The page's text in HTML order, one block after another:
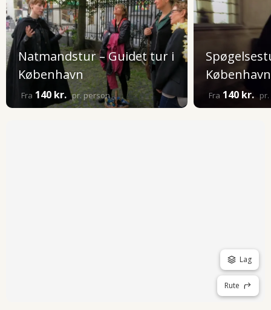
Natmandstur – Guidet tur i
København
Fra 140 kr. pr. person
København
Fra 140 kr.
Rute
Lag